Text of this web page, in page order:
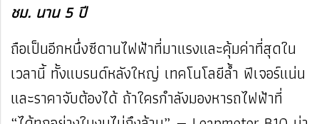
ชม. นาน 5 ปี
ถือเป็นอีกหนึ่งซีดานไฟฟ้าที่มาแรงและคุ้มค่าที่สุดใน
เวลานี้ ทั้งแบรนด์หลังใหญ่ เทคโนโลยีล้ำ ฟีเจอร์แน่น
และราคาจับต้องได้ ถ้าใครกำลังมองหารถไฟฟ้าที่